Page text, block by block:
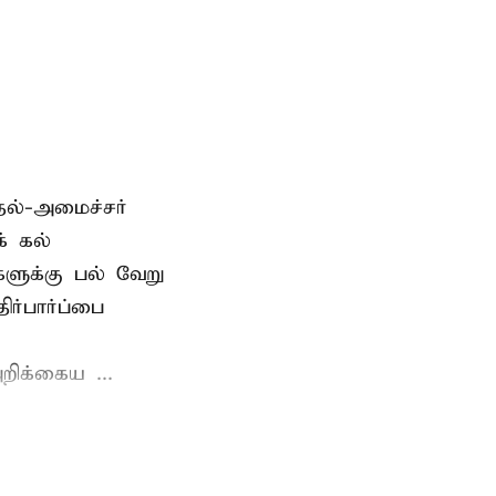
அமைச்சர்
கல்
பல் வேறு
...